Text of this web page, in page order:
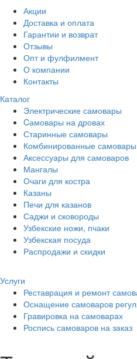
Акции
Доставка и оплата
Гарантии и возврат
Отзывы
Опт и фулфилмент
О компании
Контакты
Каталог
Электрические самовары
Cамовары на дровах
Старинные самовары
Комбинированные самовары
Аксессуары для самоваров
Мангалы
Очаги для костра
Казаны
Печи для казанов
Саджи и сковороды
Узбекские ножи, пчаки
Узбекская посуда
Распродажи и скидки
Услуги
Реставрация и ремонт
Оснащение самоваров
Гравировка на самоварах
Роспись самоваров на заказ